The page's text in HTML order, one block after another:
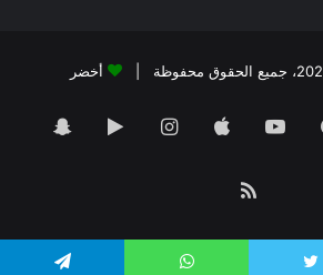
أخضر
بينتيريستيوتيوب انستقرام‏Google
ملخص
الموقع